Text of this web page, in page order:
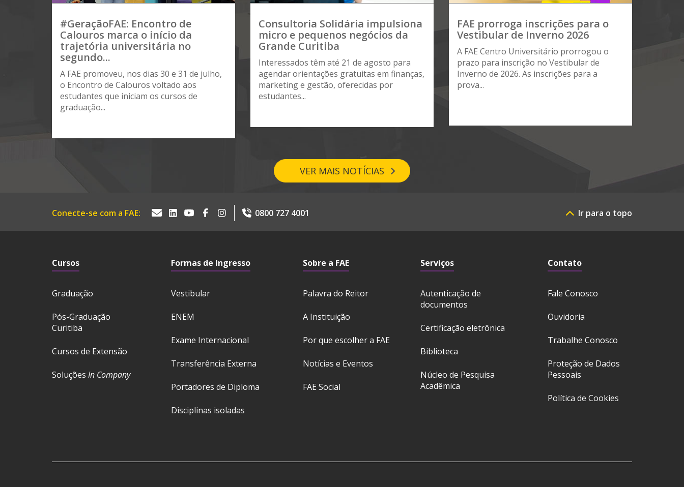
#GeraçãoFAE: Encontro de
Calouros marca o início da
trajetória universitária no
segundo...
A FAE promoveu, nos dias 30 e 31 de julho,
o Encontro de Calouros voltado aos
estudantes que iniciam os cursos de
graduação...
Consultoria Solidária impulsiona
micro e pequenos negócios da
Grande Curitiba
Interessados têm até 21 de agosto para
agendar orientações gratuitas em finanças,
marketing e gestão, oferecidas por
estudantes...
FAE prorroga inscrições para o
Vestibular de Inverno 2026
A FAE Centro Universitário prorrogou o
prazo para inscrição no Vestibular de
Inverno de 2026. As inscrições para a
prova...
VER MAIS NOTÍCIAS
Conecte-se com a FAE: 0800 727 4001 Ir para o topo
Cursos
Graduação
Pós-Graduação
Curitiba
Cursos de Extensão
Soluções In Company
Formas de Ingresso
Vestibular
ENEM
Exame Internacional
Transferência Externa
Portadores de Diploma
Disciplinas isoladas
Sobre a FAE
Palavra do Reitor
A Instituição
Por que escolher a FAE
Notícias e Eventos
FAE Social
Serviços
Autenticação de
documentos
Certificação eletrônica
Biblioteca
Núcleo de Pesquisa
Acadêmica
Contato
Fale Conosco
Ouvidoria
Trabalhe Conosco
Proteção de Dados
Pessoais
Política de Cookies